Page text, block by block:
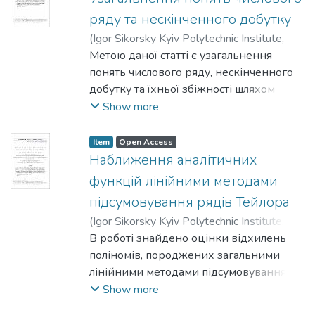
Фур’є на деяких класах WrHω.
Висвітлено також вагомий внесок В. К.
Дзядика в розвиток школи з теорії
наближення функцій, поєднання
плідної багаторічної наукової творчої
праці із блискучою педагогічною
діяльністю.
фазового потоку автономної задачі
Коші, у якій правою частиною є
векторне поле, що на поверхні
збігається з полем одиничної нормалі
до поверхні. Доведено еквівалентність
результатів класичного та
альтернативного методів побудови
гладких елементарних поверхонь в
R^m, які мають одиничну
корозмірність.
ряду та нескінченного добутку
(Igor Sikorsky Kyiv Polytechnic Institute,
2018)Юськович, Віктор
Метою даної статті є узагальнення
понять числового ряду, нескінченного
добутку та їхньої збіжності шляхом
запровадження поняття нескінченної
метричному просторі та для довільної
бінарної операції. Основний результат
статті – доведення загальної необхідної
ознаки збіжності нескінченної операції.
Show more
Item Open Access
Наближення аналітичних
функцій лінійними методами
підсумовування рядів Тейлора
(Igor Sikorsky Kyiv Polytechnic Institute
2018)Веремій, М. А.;Гаєвський, М. В.
Задерей, Петро Васильович
В роботі знайдено оцінки відхилень
поліномів, породжених загальними
лінійними методами підсумовування
рядів Тейлора на просторах
Show more